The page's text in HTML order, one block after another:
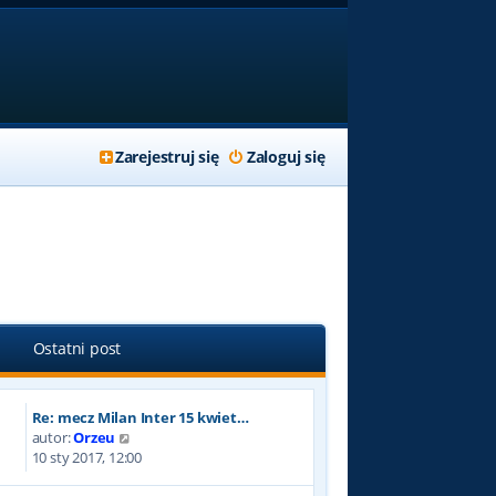
Zaloguj się
Zarejestruj się
Ostatni post
Re: mecz Milan Inter 15 kwiet…
autor:Orzeu
y
10 sty 2017, 12:00